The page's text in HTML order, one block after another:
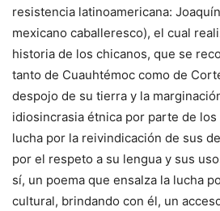
resistencia latinoamericana:
mexicano caballeresco), el cual
historia de los chicanos, que se
tanto de Cuauhtémoc como de
despojo de su tierra y la
idiosincrasia étnica por parte de los
lucha por la reivindicación de sus
por el respeto a su lengua y sus
sí, un poema que ensalza la lucha
cultural, brindando con él, un